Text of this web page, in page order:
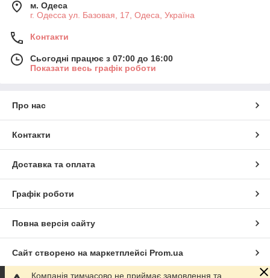
м. Одеса
г. Одесса ул. Базовая, 17, Одеса, Україна
Контакти
Сьогодні працює з 07:00 до 16:00
Показати весь графік роботи
Про нас
Контакти
Доставка та оплата
Графік роботи
Повна версія сайту
Сайт створено на маркетплейсі Prom.ua
Компанія тимчасово не приймає замовлення та